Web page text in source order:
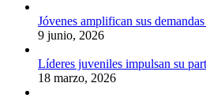
Jóvenes amplifican sus
9 junio, 2026
Líderes juveniles impulsan su
18 marzo, 2026